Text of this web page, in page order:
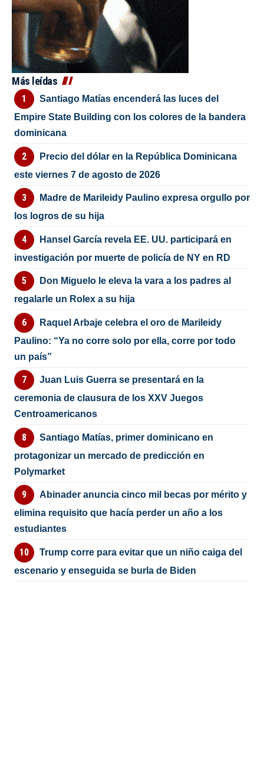
Más leídas
Santiago Matías encenderá las luces del
Empire State Building con los colores de la bandera
dominicana
Precio del dólar en la República Dominicana
este viernes 7 de agosto de 2026
Madre de Marileidy Paulino expresa orgullo por
los logros de su hija
Hansel García revela EE. UU. participará en
investigación por muerte de policía de NY en RD
Don Miguelo le eleva la vara a los padres al
regalarle un Rolex a su hija
Raquel Arbaje celebra el oro de Marileidy
Paulino: “Ya no corre solo por ella, corre por todo
un país”
Juan Luis Guerra se presentará en la
ceremonia de clausura de los XXV Juegos
Centroamericanos
Santiago Matías, primer dominicano en
protagonizar un mercado de predicción en
Polymarket
Abinader anuncia cinco mil becas por mérito y
elimina requisito que hacía perder un año a los
estudiantes
Trump corre para evitar que un niño caiga del
escenario y enseguida se burla de Biden